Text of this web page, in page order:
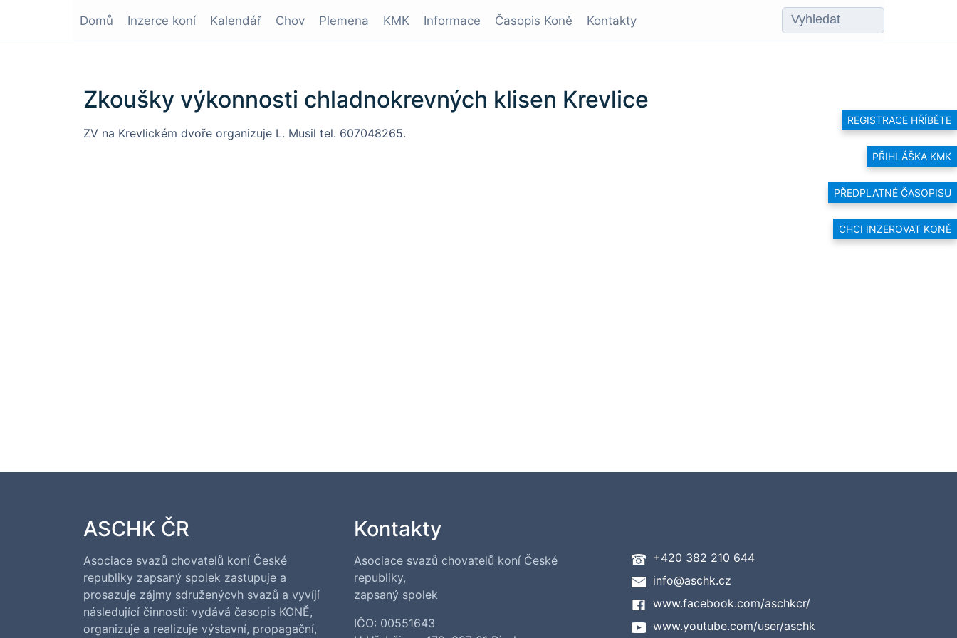
REGISTRACE HŘÍBĚTE
PŘIHLÁŠKA KMK
PŘEDPLATNÉ ČASOPISU
CHCI INZEROVAT KONĚ
Domů Inzerce koní Kalendář Chov Plemena KMK Informace Časopis Koně Kontakty
Zkoušky výkonnosti chladnokrevných klisen Krevlice
ZV na Krevlickém dvoře organizuje L. Musil tel. 607048265.
ASCHK ČR
Asociace svazů chovatelů koní České
republiky zapsaný spolek zastupuje a
prosazuje zájmy sdruženýcvh svazů a vyvíjí
následující činnosti: vydává časopis KONĚ,
organizuje a realizuje výstavní, propagační,
Kontakty
Asociace svazů chovatelů koní České
republiky,
zapsaný spolek
IČO: 00551643
+420 382 210 644
info@aschk.cz
www.facebook.com/aschkcr/
www.youtube.com/user/aschk